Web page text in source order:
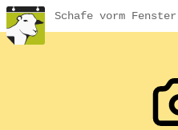
Schafe vorm Fenster